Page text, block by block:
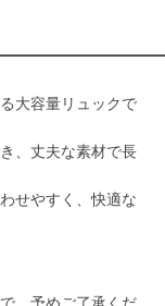
大容量リュックで
、丈夫な素材で長
せやすく、快適な